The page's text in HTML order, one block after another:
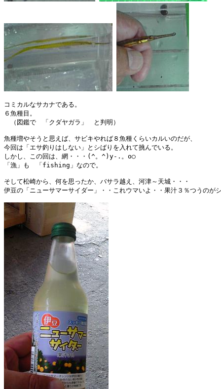
コミカルなサカナである。
６魚種目。
（図鑑で　「クダヤガラ」　と判明）
魚種増やそうと思えば、サビキやれば８魚種くらいカルいのだが、
今回は「エサ釣りはしない」とシばりを入れて挑んでいる。
しかし、この回は、網・・・(^。^)y-.。o○
「漁」も　「fishing」なので。
そして松崎から、何を思ったか、バサラ越え、河津～天城・・・
伊豆の「ニューサマーサイダー」・・これウマいよ・・果汁３％つうのが